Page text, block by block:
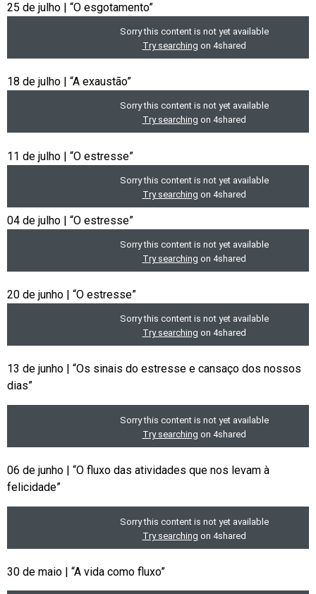
25 de julho | “O esgotamento”
18 de julho | “A exaustão”
11 de julho | “O estresse”
04 de julho | “O estresse”
20 de junho | “O estresse”
13 de junho | “Os sinais do estresse e cansaço dos nossos
dias”
06 de junho | “O fluxo das atividades que nos levam à
felicidade”
30 de maio | “A vida como fluxo”